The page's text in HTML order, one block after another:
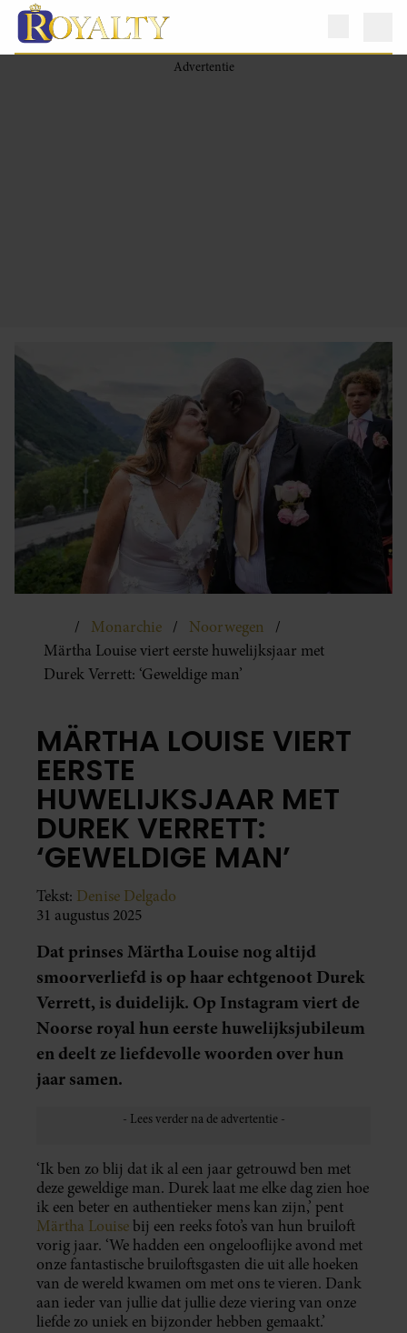
Monarchie
Noorwegen
Märtha Louise viert eerste huwelijksjaar met
Durek Verrett: ‘Geweldige man’
MÄRTHA LOUISE VIERT
EERSTE
HUWELIJKSJAAR MET
DUREK VERRETT:
‘GEWELDIGE MAN’
Tekst: Denise Delgado
31 augustus 2025
Dat prinses Märtha Louise nog altijd
smoorverliefd is op haar echtgenoot Durek
Verrett, is duidelijk. Op Instagram viert de
Noorse royal hun eerste huwelijksjubileum
en deelt ze liefdevolle woorden over hun
jaar samen.
‘Ik ben zo blij dat ik al een jaar getrouwd ben met
deze geweldige man. Durek laat me elke dag zien hoe
ik een beter en authentieker mens kan zijn,’ pent
Märtha Louise bij een reeks foto’s van hun bruiloft
vorig jaar. ‘We hadden een ongelooflijke avond met
onze fantastische bruiloftsgasten die uit alle hoeken
van de wereld kwamen om met ons te vieren. Dank
aan ieder van jullie dat jullie deze viering van onze
liefde zo uniek en bijzonder hebben gemaakt.’